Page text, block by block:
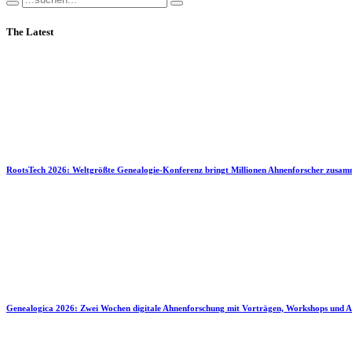
The Latest
RootsTech 2026: Weltgrößte Genealogie-Konferenz bringt Millionen Ahnenforscher
Genealogica 2026: Zwei Wochen digitale Ahnenforschung mit Vorträgen, Workshops und